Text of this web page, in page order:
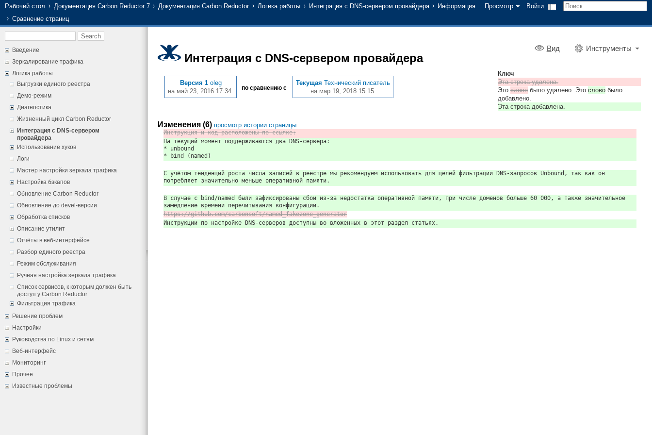
Просмотр Войти
Рабочий стол Документация Carbon Reductor 7 Документация Carbon Reductor Логика работы Интеграция с DNS-сервером провайдера
Информация
Сравнение страниц
Введение
Зеркалирование трафика
Логика работы
Выгрузки единого реестра
Демо-режим
Диагностика
Жизненный цикл Carbon Reductor
Интеграция с DNS-сервером
провайдера
Использование хуков
Логи
Мастер настройки зеркала трафика
Настройка бэкапов
Обновление Carbon Reductor
Обновление до devel-версии
Обработка списков
Описание утилит
Отчёты в веб-интерфейсе
Разбор единого реестра
Режим обслуживания
Ручная настройка зеркала трафика
Список сервисов, к которым должен быть
доступ у Carbon Reductor
Фильтрация трафика
Решение проблем
Настройки
Руководства по Linux и сетям
Веб-интерфейс
Мониторинг
Прочее
Известные проблемы
Вид Инструменты
Интеграция с DNS-сервером провайдера
Версия 1 oleg
на май 23, 2016 17:34.
по сравнению с
Текущая Технический писатель
на мар 19, 2018 15:15.
Ключ
Эта строка удалена.
Это слово было удалено. Это слово было
добавлено.
Эта строка добавлена.
Изменения (6) просмотр истории страницы
Инструкция и код расположены по ссылке:
На текущий момент поддерживаются два DNS-сервера:
* unbound
* bind (named)
С учётом тенденций роста числа записей в реестре мы рекомендуем использовать для целей фильтрации DNS-запросов Unbound, так как он
потребляет значительно меньше оперативной памяти.
В случае с bind/named были зафиксированы сбои из-за недостатка оперативной памяти, при числе доменов больше 60 000, а также значительное
замедление времени перечитывания конфигурации.
https://github.com/carbonsoft/named_fakezone_generator
Инструкции по настройке DNS-серверов доступны во вложенных в этот раздел статьях.